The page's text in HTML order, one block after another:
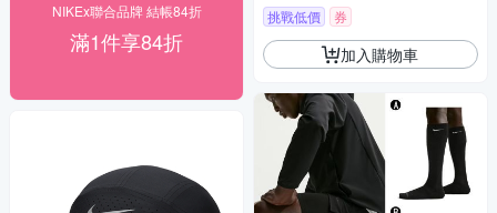
NIKEx聯合品牌 結帳84折
滿1件享84折
挑戰低價 券
加入購物車